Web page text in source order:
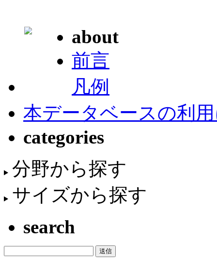
about
前言
凡例
本データベースの利
categories
分野から探す
サイズから探す
search